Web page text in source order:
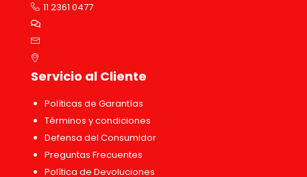
11 2361 0477
Servicio al Cliente
Políticas de Garantías
Términos y condiciones
Defensa del Consumidor
Preguntas Frecuentes
Política de Devoluciones